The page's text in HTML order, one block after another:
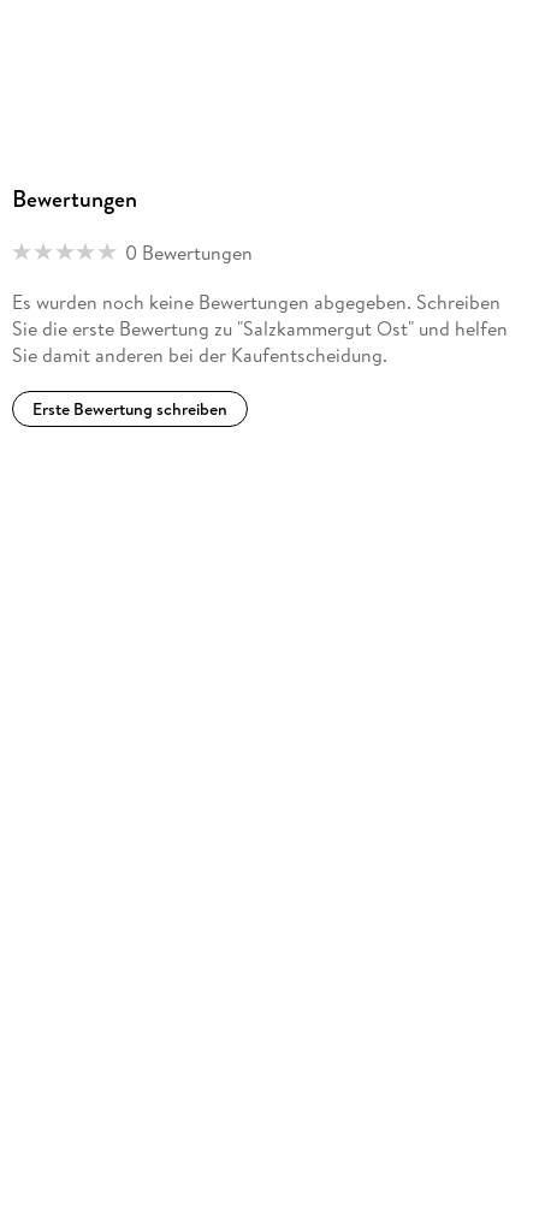
Bewertungen
0 Bewertungen
Es wurden noch keine Bewertungen abgegeben. Schreiben
Sie die erste Bewertung zu "Salzkammergut Ost" und helfen
Sie damit anderen bei der Kaufentscheidung.
Erste Bewertung schreiben